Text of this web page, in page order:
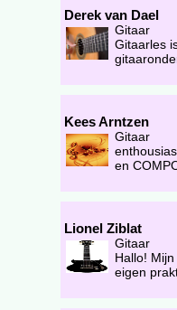
Derek van Dael
Gitaar
Gitaarles
Kees Arntzen
Gitaar
en
Lionel Ziblat
Gitaar
Hallo!
eigen